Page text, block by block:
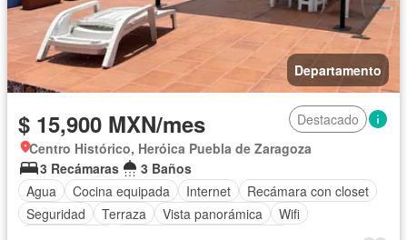
Departamento
$ 15,900 MXN/mes
Destacado
Centro Histórico, Heróica Puebla de Zaragoza
3 Recámaras
3 Baños
Agua
Cocina equipada Internet
Recámara con closet
Seguridad
Terraza Vista panorámica
Wifi